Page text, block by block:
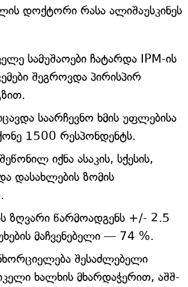
დოქტორი რასა ალიშაუსკინეს
სამუშაოები ჩატარდა IPM-ის
შეგროვდა პირისპირ
საარჩევნო ხმის უფლებისა
1500 რესპონდენტს.
იქნა ასაკის, სქესის,
დასახლების ზომის
ზღვარი წარმოადგენს +/- 2.5
მაჩვენებელი — 74 %.
შესაძლებელი
ხალხის მხარდაჭერით, აშშ-